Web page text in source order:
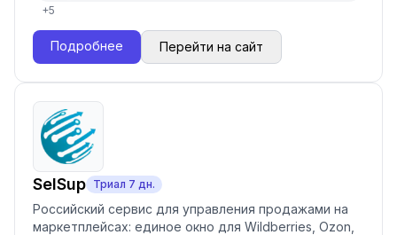
+5
Подробнее Перейти на сайт
SelSup Триал 7 дн.
Российский сервис для управления продажами на
маркетплейсах: единое окно для Wildberries, Ozon,